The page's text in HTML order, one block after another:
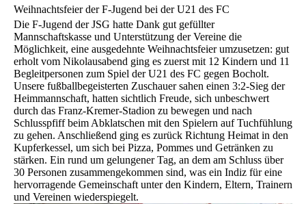
Weihnachtsfeier der F-Jugend bei der U21 des FC
Die F-Jugend der JSG hatte Dank gut gefüllter
Mannschaftskasse und Unterstützung der Vereine die
Möglichkeit, eine ausgedehnte Weihnachtsfeier umzusetzen: gut
erholt vom Nikolausabend ging es zuerst mit 12 Kindern und 11
Begleitpersonen zum Spiel der U21 des FC gegen Bocholt.
Unsere fußballbegeisterten Zuschauer sahen einen 3:2-Sieg der
Heimmannschaft, hatten sichtlich Freude, sich unbeschwert
durch das Franz-Kremer-Stadion zu bewegen und nach
Schlusspfiff beim Abklatschen mit den Spielern auf Tuchfühlung
zu gehen. Anschließend ging es zurück Richtung Heimat in den
Kupferkessel, um sich bei Pizza, Pommes und Getränken zu
stärken. Ein rund um gelungener Tag, an dem am Schluss über
30 Personen zusammengekommen sind, was ein Indiz für eine
hervorragende Gemeinschaft unter den Kindern, Eltern, Trainern
und Vereinen wiederspiegelt.